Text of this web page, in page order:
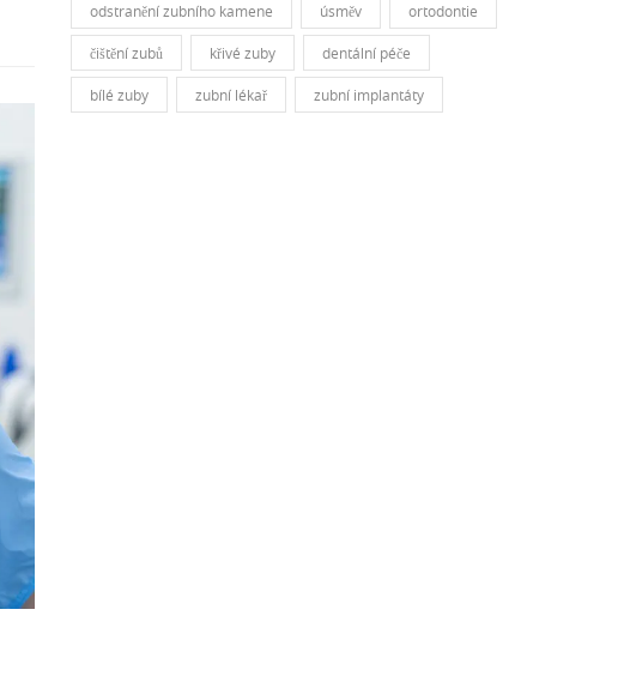
odstranění zubního kamene úsměv ortodontie
čištění zubů křivé zuby dentální péče
bílé zuby zubní lékař zubní implantáty